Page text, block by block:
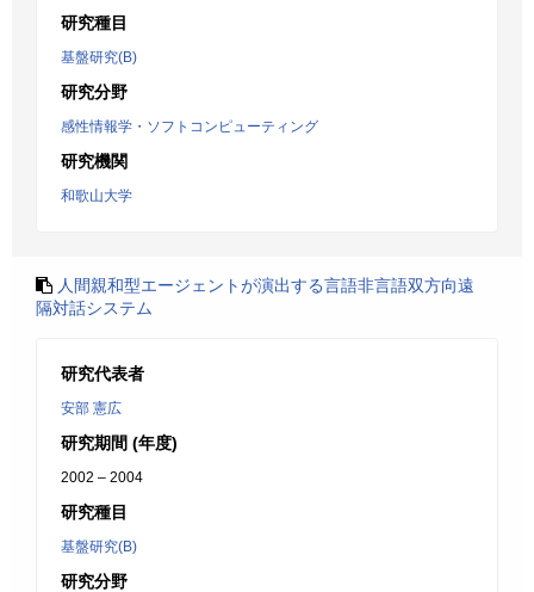
研究種目
基盤研究(B)
研究分野
感性情報学・ソフトコンピューティング
研究機関
和歌山大学
人間親和型エージェントが演出する言語非言語双方向遠
隔対話システム
研究代表者
安部 憲広
研究期間 (年度)
2002 – 2004
研究種目
基盤研究(B)
研究分野